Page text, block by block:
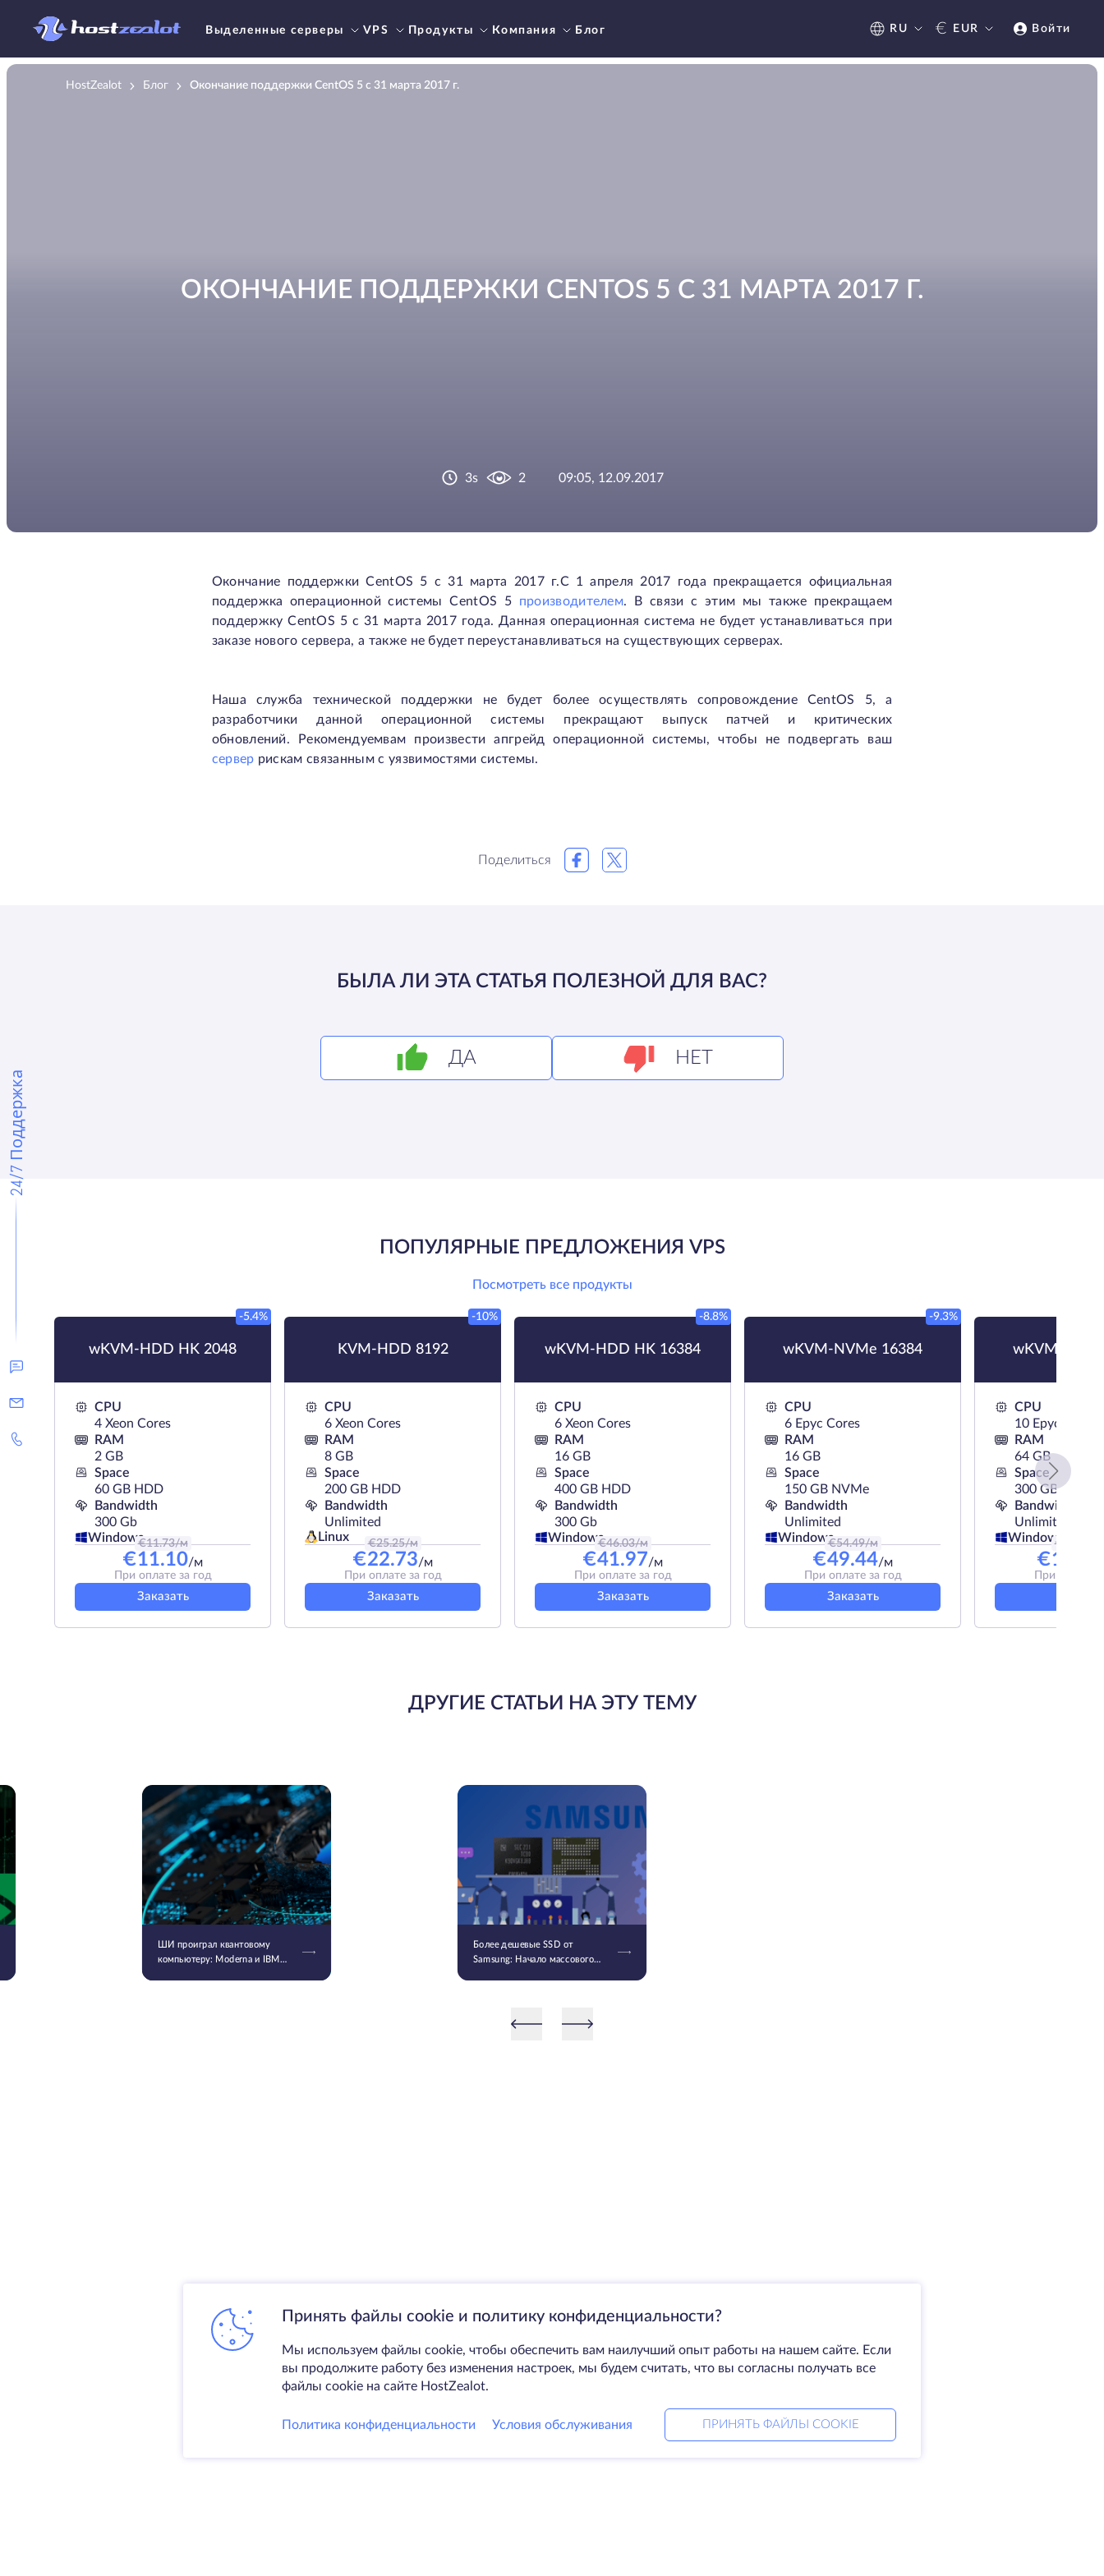
Выделенные серверы VPS Продукты Компания Блог RU € EUR Войти
24/7 Поддержка
HostZealot Блог Окончание поддержки CentOS 5 с 31 марта 2017 г.
ОКОНЧАНИЕ ПОДДЕРЖКИ CENTOS 5 С 31 МАРТА 2017 Г.
3s 2 09:05, 12.09.2017
Окончание поддержки CentOS 5 с 31 марта 2017 г.С 1 апреля 2017 года прекращается официальная
поддержка операционной системы CentOS 5 производителем. В связи с этим мы также прекращаем
поддержку CentOS 5 с 31 марта 2017 года. Данная операционная система не будет устанавливаться при
заказе нового сервера, а также не будет переустанавливаться на существующих серверах.
Наша служба технической поддержки не будет более осуществлять сопровождение CentOS 5, а
разработчики данной операционной системы прекращают выпуск патчей и критических
обновлений. Рекомендуемвам произвести апгрейд операционной системы, чтобы не подвергать ваш
сервер рискам связанным с уязвимостями системы.
Поделиться
БЫЛА ЛИ ЭТА СТАТЬЯ ПОЛЕЗНОЙ ДЛЯ ВАС?
ДА НЕТ
ПОПУЛЯРНЫЕ ПРЕДЛОЖЕНИЯ VPS
Посмотреть все продукты
wKVM-HDD HK 2048
-5.4%
CPU
4 Xeon Cores
RAM
2 GB
Space
60 GB HDD
Bandwidth
300 Gb
Windows
€11.73/м
€11.10/м
При оплате за год
Заказать
KVM-HDD 8192
-10%
CPU
6 Xeon Cores
RAM
8 GB
Space
200 GB HDD
Bandwidth
Unlimited
Linux
€25.25/м
€22.73/м
При оплате за год
Заказать
wKVM-HDD HK 16384
-8.8%
CPU
6 Xeon Cores
RAM
16 GB
Space
400 GB HDD
Bandwidth
300 Gb
Windows
€46.03/м
€41.97/м
При оплате за год
Заказать
wKVM-NVMe 16384
-9.3%
CPU
6 Epyc Cores
RAM
16 GB
Space
150 GB NVMe
Bandwidth
Unlimited
Windows
€54.49/м
€49.44/м
При оплате за год
Заказать
wKVM-
CPU
10 Epyc Cores
RAM
64 GB
Space
300 GB NVMe
Bandwidth
Unlimited
Windows€
€
При оплате
ДРУГИЕ СТАТЬИ НА ЭТУ ТЕМУ
ШИ проиграл квантовому
компьютеру: Moderna и IBM
Более дешевые SSD от
Samsung: Начало массового
Принять файлы cookie и политику конфиденциальности?
Мы используем файлы cookie, чтобы обеспечить вам наилучший опыт работы на нашем сайте. Если
вы продолжите работу без изменения настроек, мы будем считать, что вы согласны получать все
файлы cookie на сайте HostZealot.
Политика конфиденциальности Условия обслуживания ПРИНЯТЬ ФАЙЛЫ COOKIE